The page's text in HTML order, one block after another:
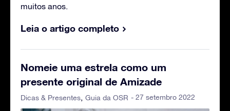
muitos anos.
Leia o artigo completo
Nomeie uma estrela como um
presente original de Amizade
Dicas & Presentes Guia da OSR - 27 setembro 2022